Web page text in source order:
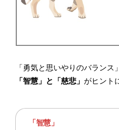
「勇気と思いやりのバラン
「智慧」と「慈悲」 がヒント
「智慧」